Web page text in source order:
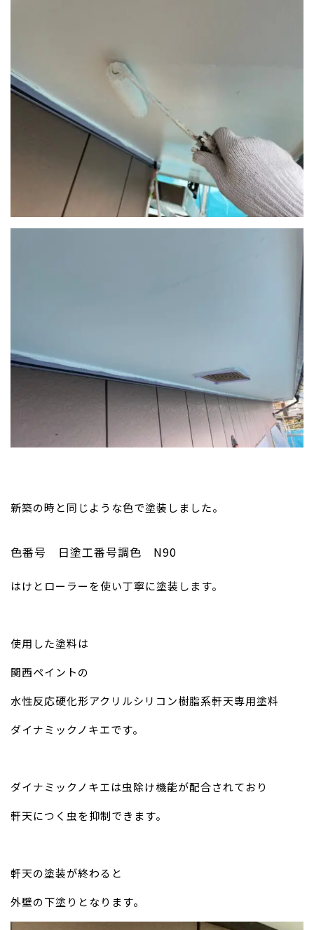
新築の時と同じような色で塗装しました。
色番号 日塗工番号調色 N90
はけとローラーを使い丁寧に塗装します。
使用した塗料は
関西ペイントの
水性反応硬化形アクリルシリコン樹脂系軒天専用塗料
ダイナミックノキエです。
ダイナミックノキエは虫除け機能が配合されており
軒天につく虫を抑制できます。
軒天の塗装が終わると
外壁の下塗りとなります。